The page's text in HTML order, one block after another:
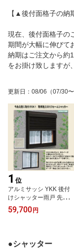
【▲後付面格子の納
現在、後付面格子の
期間が大幅に伸びて
納期はご注文から約
をお掛け致しますが
更新日 ： 08/06 （07/30
1 位
アルミサッシ YKK 後付
けシャッター雨戸 先付タ
イプ W1920×H987 (186
09) 手動タイプ 窓シャッ
59,700 円
●シャッター